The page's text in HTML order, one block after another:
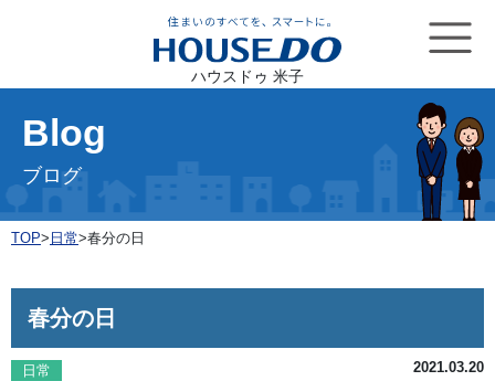
ハウスドゥ 米子
Blog
ブログ
TOP> 日常>春分の日
春分の日
日常 2021.03.20